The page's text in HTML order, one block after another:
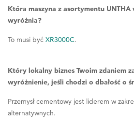
Która maszyna z asortymentu UNTHA
wyróżnia?
To musi być XR3000C.
Który lokalny biznes Twoim zdaniem
wyróżnienie, jeśli chodzi o dbałość o
Przemysł cementowy jest liderem w
alternatywnych.